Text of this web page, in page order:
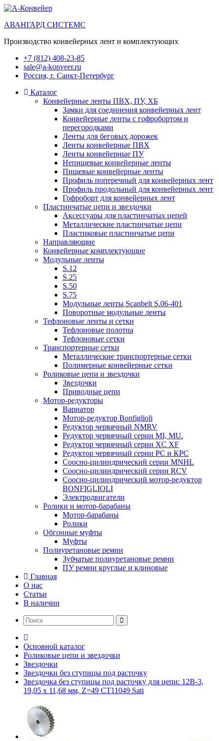
АВАНГАРД СИСТЕМС
Производство конвейерных лент и комплектующих
+7 (812) 408-23-85
sale@a-konveer.ru
Россия, г. Санкт-Петербург
Каталог
Конвейерные ленты ПВХ, ПУ, ХБ
Замки для соединения конвейерных лент
Конвейерные ленты с гофробортом и
перегородками
Ленты для беговых дорожек
Ленты конвейерные ПВХ
Ленты конвейерные ПУ
Непищевые конвейерные ленты
Пищевые конвейерные ленты
Профиль поперечный для конвейерных лент
Профиль продольный для конвейерных лент
Гофроборт для конвейерных лент
Пластинчатые цепи и звездочки
Аксессуары для пластинчатых цепей
Металлические пластинчатые цепи
Пластиковые пластинчатые цепи
Направляющие
Конвейерные комплектующие
Модульные ленты
S.12
S.25
S.50
S.75
Модульные ленты Scanbelt S.06-401
Поворотные модульные ленты
Тефлоновые ленты и сетки
Тефлоновые полотна
Тефлоновые сетки
Транспортерные сетки
Металлические транспортерные сетки
Полимерные конвейерные сетки
Роликовые цепи и звездочки
Звездочки
Приводные цепи
Мотор-редукторы
Вариатор
Мотор-редуктор Bonfiglioli
Редуктор червячный NMRV
Редуктор червячный серии MI, MU.
Редуктор червячный серии XC XF
Редуктор червячный серии РС и КРС
Соосно-цилиндрический серии MNHL
Соосно-цилиндрический серии RCV
Соосно-цилиндрический мотор-редуктор
BONFIGLIOLI
Электродвигатели
Ролики и мотор-барабаны
Мотор-барабаны
Ролики
Обгонные муфты
Муфты
Полиуретановые ремни
Зубчатые полиуретановые ремни
ПУ ремни круглые и клиновые
Главная
О нас
Статьи
В наличии
Основной каталог
Роликовые цепи и звездочки
Звездочки
Звездочки без ступицы под расточку
Звездочка без ступицы под расточку для цепи: 12B-3,
19,05 x 11,68 мм, Z=49 CT11049 Sati